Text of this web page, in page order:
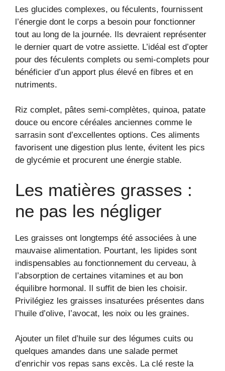
Les glucides complexes, ou féculents, fournissent
l’énergie dont le corps a besoin pour fonctionner
tout au long de la journée. Ils devraient représenter
le dernier quart de votre assiette. L’idéal est d’opter
pour des féculents complets ou semi-complets pour
bénéficier d’un apport plus élevé en fibres et en
nutriments.
Riz complet, pâtes semi-complètes, quinoa, patate
douce ou encore céréales anciennes comme le
sarrasin sont d’excellentes options. Ces aliments
favorisent une digestion plus lente, évitent les pics
de glycémie et procurent une énergie stable.
Les matières grasses :
ne pas les négliger
Les graisses ont longtemps été associées à une
mauvaise alimentation. Pourtant, les lipides sont
indispensables au fonctionnement du cerveau, à
l’absorption de certaines vitamines et au bon
équilibre hormonal. Il suffit de bien les choisir.
Privilégiez les graisses insaturées présentes dans
l’huile d’olive, l’avocat, les noix ou les graines.
Ajouter un filet d’huile sur des légumes cuits ou
quelques amandes dans une salade permet
d’enrichir vos repas sans excès. La clé reste la